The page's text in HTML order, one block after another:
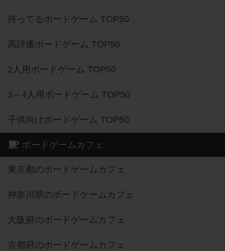
持ってるボードゲーム TOP50
高評価ボードゲーム TOP50
2人用ボードゲーム TOP50
3～4人用ボードゲーム TOP50
子供向けボードゲーム TOP50
ボードゲームカフェ
東京都のボードゲームカフェ
神奈川県のボードゲームカフェ
大阪府のボードゲームカフェ
京都府のボードゲームカフェ